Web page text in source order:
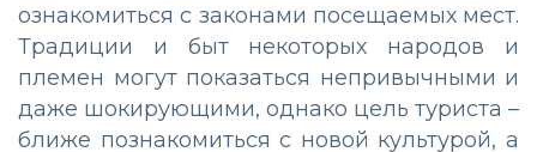
ознакомиться с законами посещаемых мест.
Традиции и быт некоторых народов и
племен могут показаться непривычными и
даже шокирующими, однако цель туриста –
ближе познакомиться с новой культурой, а